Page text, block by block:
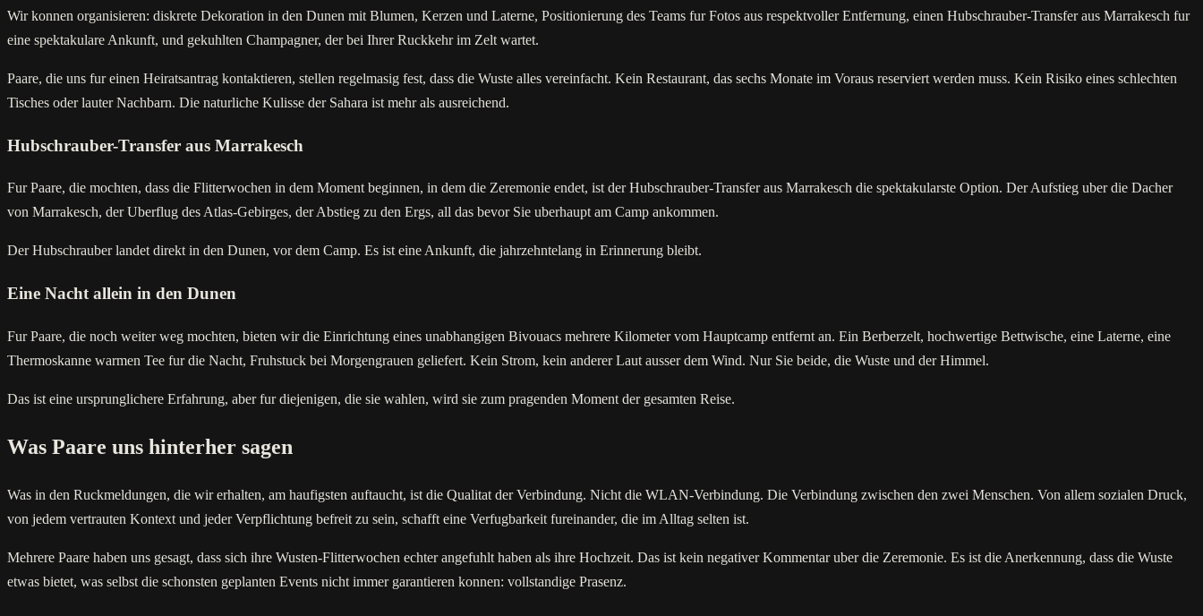
Wir konnen organisieren: diskrete Dekoration in den Dunen mit Blumen, Kerzen und Laterne, Positionierung des Teams fur Fotos aus respektvoller Entfernung, einen Hubschrauber-Transfer aus Marrakesch fur
eine spektakulare Ankunft, und gekuhlten Champagner, der bei Ihrer Ruckkehr im Zelt wartet.
Paare, die uns fur einen Heiratsantrag kontaktieren, stellen regelmasig fest, dass die Wuste alles vereinfacht. Kein Restaurant, das sechs Monate im Voraus reserviert werden muss. Kein Risiko eines schlechten
Tisches oder lauter Nachbarn. Die naturliche Kulisse der Sahara ist mehr als ausreichend.
Hubschrauber-Transfer aus Marrakesch
Fur Paare, die mochten, dass die Flitterwochen in dem Moment beginnen, in dem die Zeremonie endet, ist der Hubschrauber-Transfer aus Marrakesch die spektakularste Option. Der Aufstieg uber die Dacher
von Marrakesch, der Uberflug des Atlas-Gebirges, der Abstieg zu den Ergs, all das bevor Sie uberhaupt am Camp ankommen.
Der Hubschrauber landet direkt in den Dunen, vor dem Camp. Es ist eine Ankunft, die jahrzehntelang in Erinnerung bleibt.
Eine Nacht allein in den Dunen
Fur Paare, die noch weiter weg mochten, bieten wir die Einrichtung eines unabhangigen Bivouacs mehrere Kilometer vom Hauptcamp entfernt an. Ein Berberzelt, hochwertige Bettwische, eine Laterne, eine
Thermoskanne warmen Tee fur die Nacht, Fruhstuck bei Morgengrauen geliefert. Kein Strom, kein anderer Laut ausser dem Wind. Nur Sie beide, die Wuste und der Himmel.
Das ist eine ursprunglichere Erfahrung, aber fur diejenigen, die sie wahlen, wird sie zum pragenden Moment der gesamten Reise.
Was Paare uns hinterher sagen
Was in den Ruckmeldungen, die wir erhalten, am haufigsten auftaucht, ist die Qualitat der Verbindung. Nicht die WLAN-Verbindung. Die Verbindung zwischen den zwei Menschen. Von allem sozialen Druck,
von jedem vertrauten Kontext und jeder Verpflichtung befreit zu sein, schafft eine Verfugbarkeit fureinander, die im Alltag selten ist.
Mehrere Paare haben uns gesagt, dass sich ihre Wusten-Flitterwochen echter angefuhlt haben als ihre Hochzeit. Das ist kein negativer Kommentar uber die Zeremonie. Es ist die Anerkennung, dass die Wuste
etwas bietet, was selbst die schonsten geplanten Events nicht immer garantieren konnen: vollstandige Prasenz.